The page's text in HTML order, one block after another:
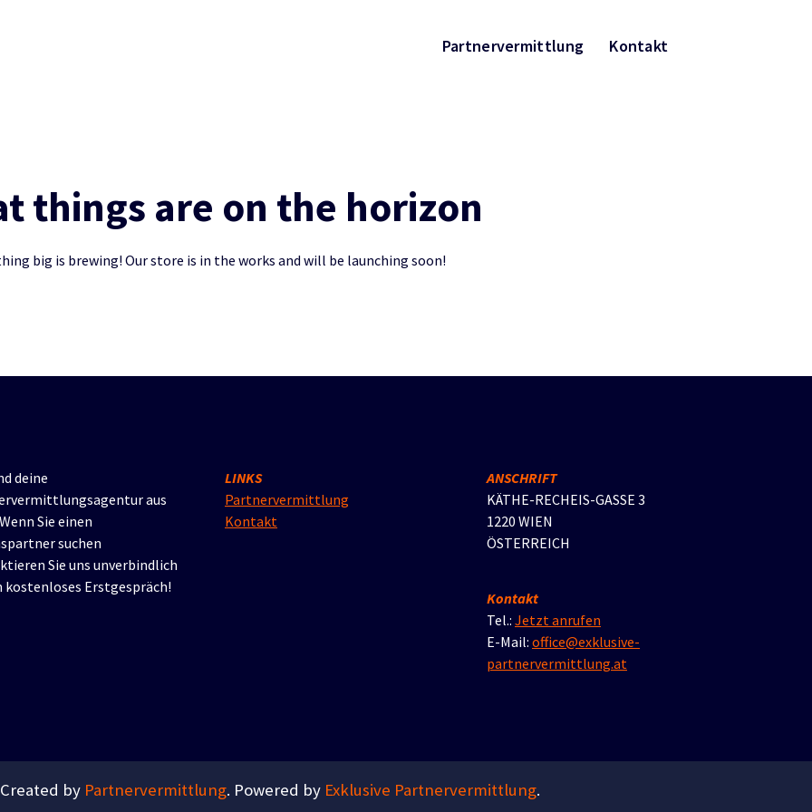
Partnervermittlung Kontakt
things are on the horizon
big is brewing! Our store is in the works and will be launching soon!
deine
aus
Sie einen
suchen
Sie uns unverbindlich
kostenloses Erstgespräch!
LINKS
Partnervermittlung
Kontakt
ANSCHRIFT
KÄTHE-RECHEIS-GASSE 3
1220 WIEN
ÖSTERREICH
Kontakt
Tel.: Jetzt anrufen
E-Mail: office@exklusive-
partnervermittlung.at
by Partnervermittlung. Powered by Exklusive Partnervermittlung.